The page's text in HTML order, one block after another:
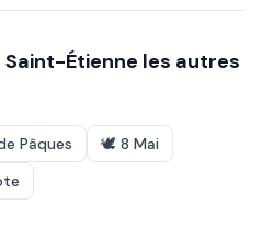
Saint-Étienne les autres
Pâques 🕊️ 8 Mai